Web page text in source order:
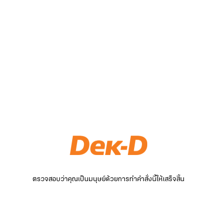
ตรวจสอบว่าคุณเป็นมนุษย์ด้วยการทำคำสั่งนี้ให้เสร็จสิ้น